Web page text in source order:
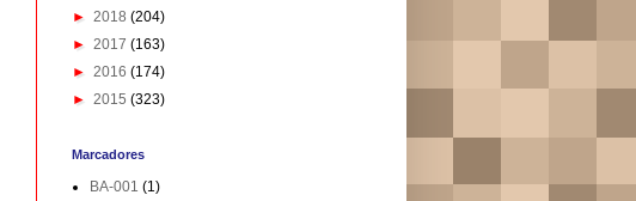
► 2018 (204)
► 2017 (163)
► 2016 (174)
► 2015 (323)
Marcadores
BA-001 (1)